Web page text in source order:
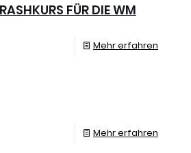
FÜR DIE WM
Mehr erfahren
Mehr erfahren